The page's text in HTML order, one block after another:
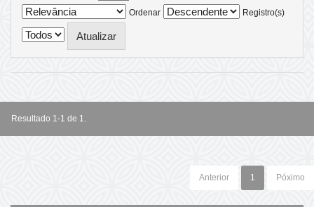
Ordenar
Registro(s)
Resultado 1-1 de 1.
Anterior 1 Póximo